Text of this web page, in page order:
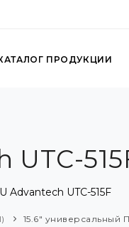
ПРОДУКЦИИ
UTC-515F
15.6" универсальный